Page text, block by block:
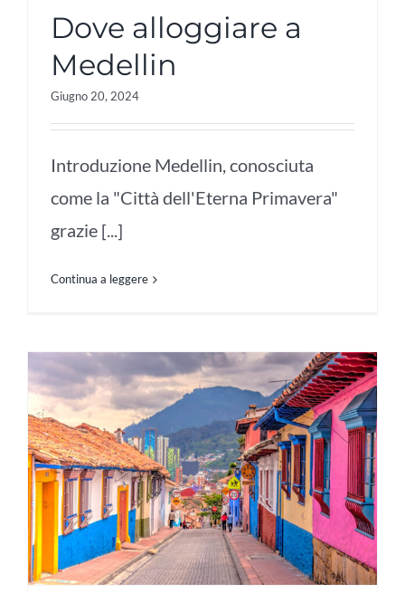
Dove alloggiare a
Medellin
Giugno 20, 2024
Introduzione Medellin, conosciuta
come la "Città dell'Eterna Primavera"
grazie [...]
Continua a leggere